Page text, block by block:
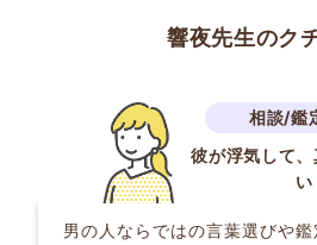
響夜先生のク
彼が浮気して
い
男の人ならではの言葉選びや